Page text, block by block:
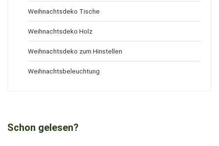
Weihnachtsdeko Tische
Weihnachtsdeko Holz
Weihnachtsdeko zum Hinstellen
Weihnachtsbeleuchtung
Schon gelesen?